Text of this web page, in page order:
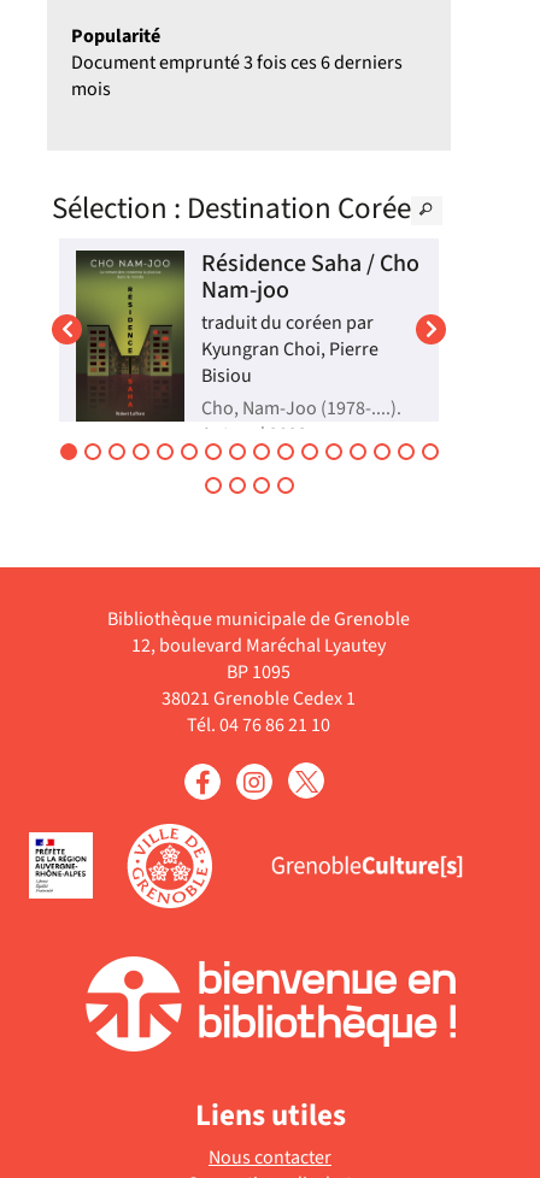
Popularité
Document emprunté 3 fois ces 6 derniers
mois
Sélection : Destination Corée
Résidence Saha / Cho
Nam-joo
traduit du coréen par
Kyungran Choi, Pierre
Bisiou
Cho, Nam-Joo (1978-....).
Auteur | 2023
A Town, la ville la plus
riche du monde, les plus
démunis sont regroupés
une voiture, Dogyeong, un
ha...
Livre
Bibliothèque municipale de Grenoble
12, boulevard Maréchal Lyautey
BP 1095
38021 Grenoble Cedex 1
Tél. 04 76 86 21 10
Liens utiles
Nous contacter